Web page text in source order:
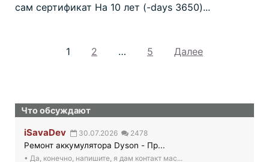
сам сертификат На 10 лет (-days 3650)...
записям
1 2 … 5 Далее
Что обсуждают
iSavaDev 30.07.2026 2478
Ремонт аккумулятора Dyson - Пр...
• Да, конечно, напишите, я дам контакт мас...